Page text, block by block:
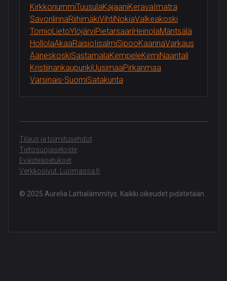
KirkkonummiTuusulaKajaaniKeravaImatra
SavonlinnaRiihimäkiVihtiNokiaValkeakoski
TornioLietoYlöjärviPietarsaariHeinolaMäntsälä
HollolaAkaaRaisioIisalmiSipooKaarinaVarkaus
ÄäneskoskiSastamalaKempeleKemiNaantali
KristiinankaupunkiUusimaaPirkanmaa
Varsinais-SuomiSatakunta
© 2025 Aurelia Lattialämmitys. Kaikki oikeudet pidätetään.
Tilaus ja toimitusehdot
Tietosuojaseloste
Evästeasetukset
Verkkosivut: Luomassa.fi